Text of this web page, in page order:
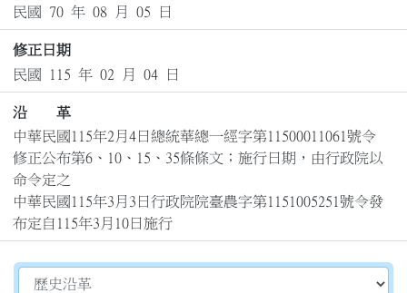
民國 70 年 08 月 05 日
修正日期
民國 115 年 02 月 04 日
沿 革
中華民國115年2月4日總統華總一經字第11500011061號令
修正公布第6、10、15、35條條文；施行日期，由行政院以
命令定之
中華民國115年3月3日行政院院臺農字第1151005251號令發
布定自115年3月10日施行
切換選擇法規資訊內容